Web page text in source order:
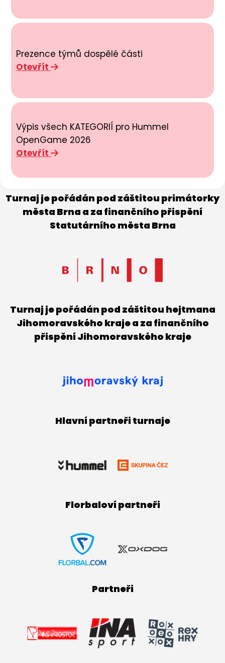
Prezence týmů dospělé části
Otevřít
Výpis všech KATEGORIÍ pro Hummel
OpenGame 2026
Otevřít
Turnaj je pořádán pod záštitou primátorky
města Brna a za finančního přispění
Statutárního města Brna
Turnaj je pořádán pod záštitou hejtmana
Jihomoravského kraje a za finančního
přispění Jihomoravského kraje
Hlavní partneři turnaje
Florbaloví partneři
Partneři